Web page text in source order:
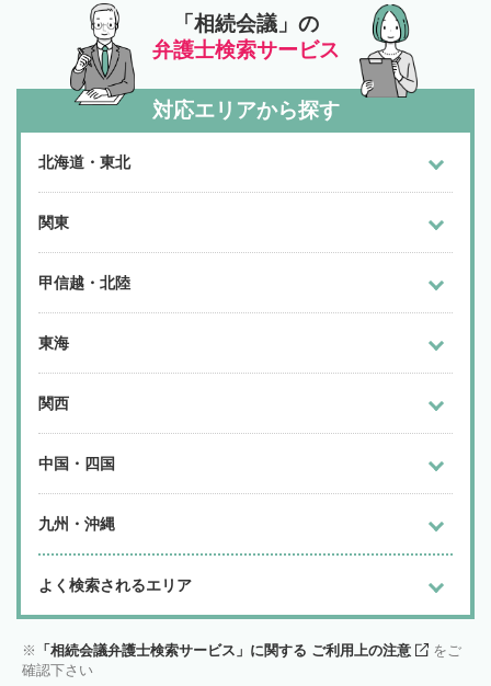
「相続会議」の
弁護士検索サービス
対応エリアから探す
北海道・東北
関東
甲信越・北陸
東海
関西
中国・四国
九州・沖縄
よく検索されるエリア
「相続会議弁護士検索サービス」に関する ご利用上の注意
をご
確認下さい